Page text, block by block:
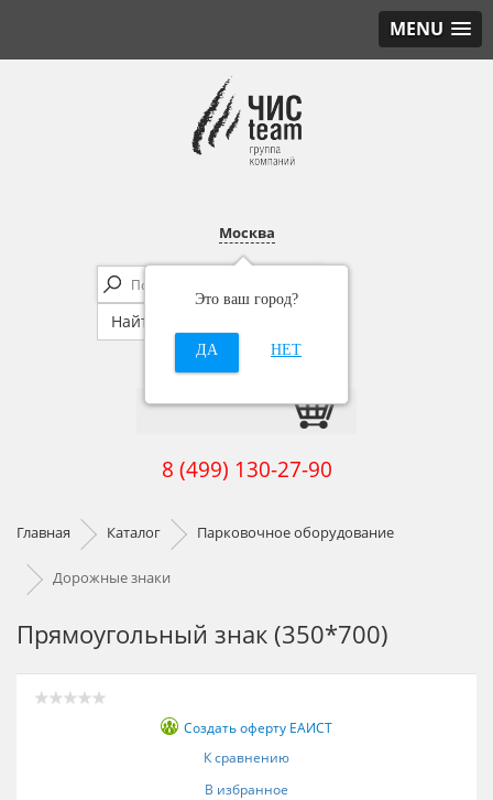
MENU
Москва
Это ваш город?
ДА НЕТ
8 (499) 130-27-90
Главная Каталог Парковочное оборудование
Дорожные знаки
Прямоугольный знак (350*700)
Создать оферту ЕАИСТ
К сравнению
В избранное